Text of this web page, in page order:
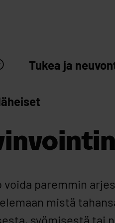
Tukea ja
voida paremmin
mistä
syömisestä tai